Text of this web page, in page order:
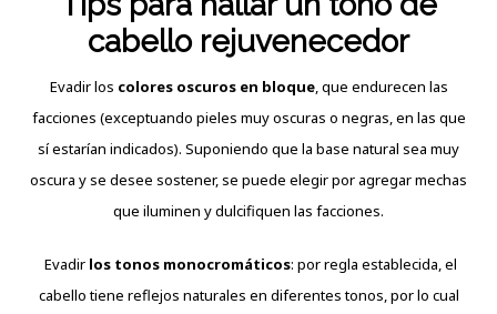
cabello rejuvenecedor
Evadir los colores oscuros en bloque, que endurecen las
facciones (exceptuando pieles muy oscuras o negras, en las que
sí estarían indicados). Suponiendo que la base natural sea muy
oscura y se desee sostener, se puede elegir por agregar mechas
que iluminen y dulcifiquen las facciones.
Evadir los tonos monocromáticos: por regla establecida, el
cabello tiene reflejos naturales en diferentes tonos, por lo cual